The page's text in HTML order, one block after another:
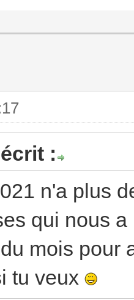
:
n'a plus
qui nous
mois pour
tu veux